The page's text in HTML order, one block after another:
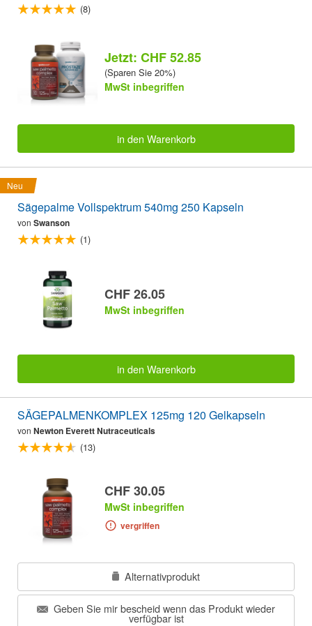
(8)
Jetzt: CHF 52.85
(Sparen Sie 20%)
MwSt inbegriffen
in den Warenkorb
Neu
Sägepalme Vollspektrum 540mg 250 Kapseln
von Swanson
(1)
CHF 26.05
MwSt inbegriffen
in den Warenkorb
SÄGEPALMENKOMPLEX 125mg 120 Gelkapseln
von Newton Everett Nutraceuticals
(13)
CHF 30.05
MwSt inbegriffen
vergriffen
Alternativprodukt
Geben Sie mir bescheid wenn das Produkt wieder
verfügbar ist